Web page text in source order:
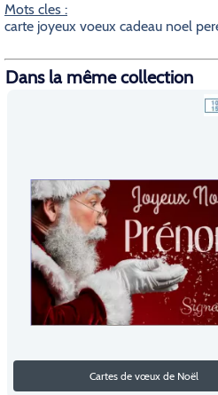
Mots cles :
carte joyeux voeux cadeau noel
Dans la même collection
Cartes de vœux de Noël